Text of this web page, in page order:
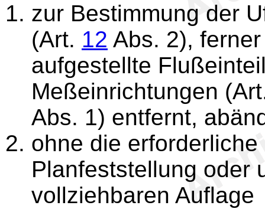
zur Bestimmung der
(Art. 12 Abs. 2),
aufgestellte
Meßeinrichtungen
Abs. 1) entfernt,
ohne die
Planfeststellung oder
vollziehbaren Auflage